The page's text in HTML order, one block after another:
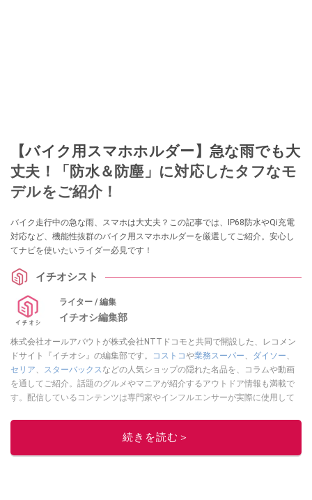
【バイク用スマホホルダー】急な雨でも大
丈夫！「防水＆防塵」に対応したタフなモ
デルをご紹介！
バイク走行中の急な雨、スマホは大丈夫？この記事では、IP68防水やQi充電
対応など、機能性抜群のバイク用スマホホルダーを厳選してご紹介。安心し
てナビを使いたいライダー必見です！
イチオシスト
ライター / 編集
イチオシ編集部
株式会社オールアバウトが株式会社NTTドコモと共同で開設した、レコメン
ドサイト『イチオシ』の編集部です。
コストコや業務スーパー、 ダイソー、
セリア、 スターバックスなどの人気ショップの隠れた名品を、コラムや動画
を通してご紹介。話題のグルメやマニアが紹介するアウトドア情報も満載で
す。配信しているコンテンツは専門家やインフルエンサーが実際に使用して
ニュースでフォロー
続きを読む＞